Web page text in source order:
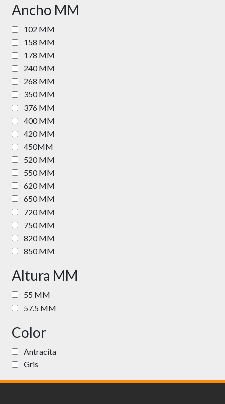
Ancho MM
102 MM
158 MM
178 MM
240 MM
268 MM
350 MM
376 MM
400 MM
420 MM
450MM
520 MM
550 MM
620 MM
650 MM
720 MM
750 MM
820 MM
850 MM
Altura MM
55 MM
57.5 MM
Color
Antracita
Gris